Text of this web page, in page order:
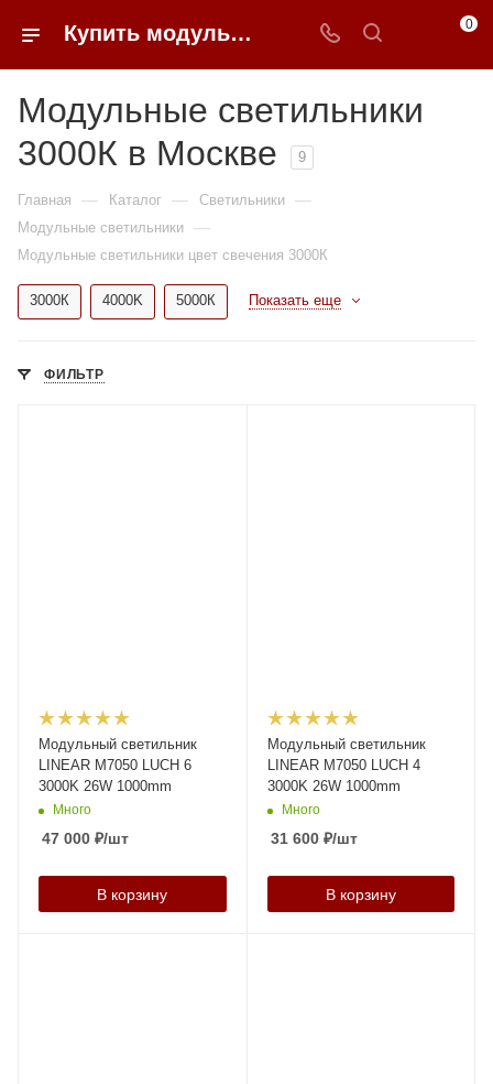
Купить модульные светильники 3000К недорого в Москве | 0FFER 0
Модульные светильники
3000К в Москве
9
Главная — Каталог — Светильники —
Модульные светильники —
Модульные светильники цвет свечения 3000К
3000К 4000K 5000К Показать еще
ФИЛЬТР
Модульный светильник
LINEAR M7050 LUCH 6
3000K 26W 1000mm
Много
47 000 ₽/шт
В корзину
Модульный светильник
LINEAR M7050 LUCH 4
3000K 26W 1000mm
Много
31 600₽/шт
В корзину